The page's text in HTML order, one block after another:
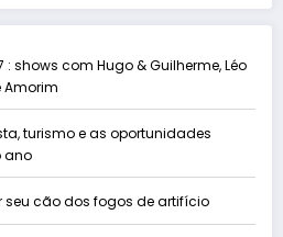
: shows com Hugo & Guilherme, Léo
Amorim
turismo e as oportunidades
ano
seu cão dos fogos de artifício